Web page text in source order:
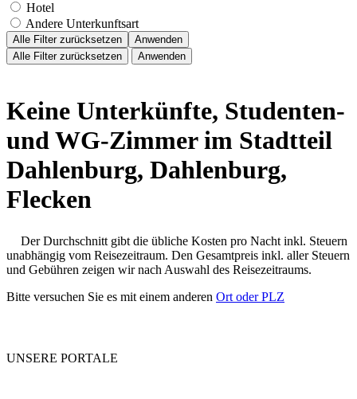
Hotel
Andere Unterkunftsart
Alle Filter zurücksetzen
Anwenden
Alle Filter zurücksetzen
Anwenden
Keine Unterkünfte, Studenten-
und WG-Zimmer im Stadtteil
Dahlenburg, Dahlenburg,
Flecken
Der Durchschnitt gibt die übliche Kosten pro Nacht inkl. Steuern
unabhängig vom Reisezeitraum. Den Gesamtpreis inkl. aller Steuern
und Gebühren zeigen wir nach Auswahl des Reisezeitraums.
Bitte versuchen Sie es mit einem anderen Ort oder PLZ
UNSERE PORTALE